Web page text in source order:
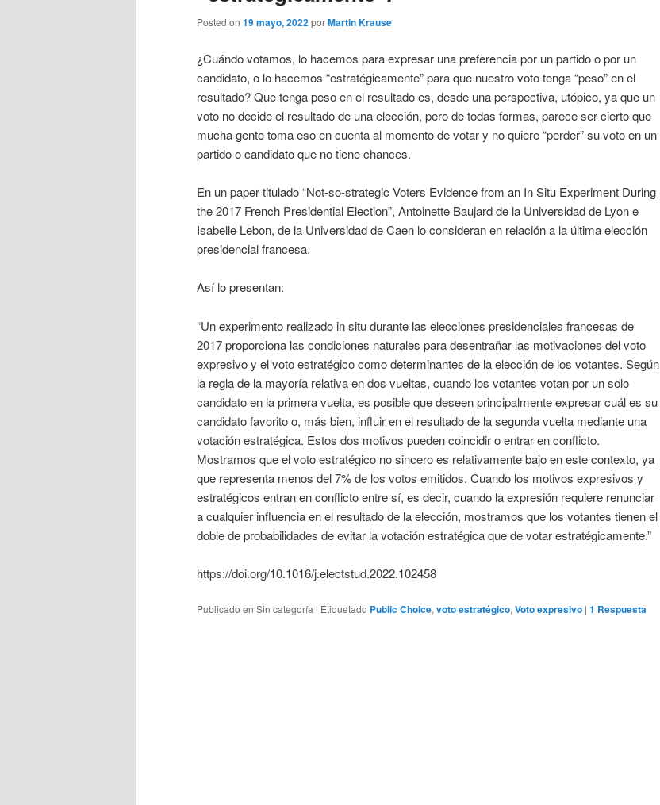
Posted on 19 mayo, 2022porMartin Krause
¿Cuándo votamos, lo hacemos para expresar una preferencia por un partido o por un
candidato, o lo hacemos “estratégicamente” para que nuestro voto tenga “peso” en el
resultado? Que tenga peso en el resultado es, desde una perspectiva, utópico, ya que un
voto no decide el resultado de una elección, pero de todas formas, parece ser cierto que
mucha gente toma eso en cuenta al momento de votar y no quiere “perder” su voto en un
partido o candidato que no tiene chances.
En un paper titulado “Not-so-strategic Voters Evidence from an In Situ Experiment During
the 2017 French Presidential Election”, Antoinette Baujard de la Universidad de Lyon e
Isabelle Lebon, de la Universidad de Caen lo consideran en relación a la última elección
presidencial francesa.
Así lo presentan:
“Un experimento realizado in situ durante las elecciones presidenciales francesas de
2017 proporciona las condiciones naturales para desentrañar las motivaciones del voto
expresivo y el voto estratégico como determinantes de la elección de los votantes. Según
la regla de la mayoría relativa en dos vueltas, cuando los votantes votan por un solo
candidato en la primera vuelta, es posible que deseen principalmente expresar cuál es su
candidato favorito o, más bien, influir en el resultado de la segunda vuelta mediante una
votación estratégica. Estos dos motivos pueden coincidir o entrar en conflicto.
Mostramos que el voto estratégico no sincero es relativamente bajo en este contexto, ya
que representa menos del 7% de los votos emitidos. Cuando los motivos expresivos y
estratégicos entran en conflicto entre sí, es decir, cuando la expresión requiere renunciar
a cualquier influencia en el resultado de la elección, mostramos que los votantes tienen el
doble de probabilidades de evitar la votación estratégica que de votar estratégicamente.”
https://doi.org/10.1016/j.electstud.2022.102458
Publicado en Sin categoría | Etiquetado Public Choice,voto estratégico,Voto expresivo | 1 Respuesta